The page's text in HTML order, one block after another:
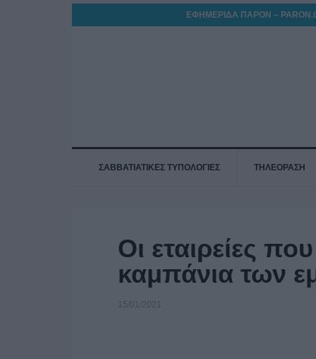
ΕΦΗΜΕΡΙΔΑ ΠΑΡΟΝ –
ΣΑΒΒΑΤΙΑΤΙΚΕΣ ΤΥΠΟΛΟΓΙΕΣ ΤΗΛΕΟΡΑΣΗ
Οι εταιρείες
καμπάνια των
15/01/2021